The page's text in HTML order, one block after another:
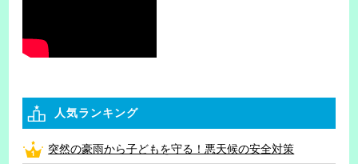
人気ランキング
突然の豪雨から子どもを守る！悪天候の安全対策